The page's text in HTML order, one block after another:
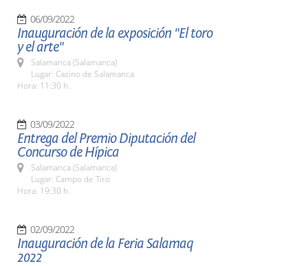
06/09/2022
Inauguración de la exposición "El toro
y el arte"
Salamanca (Salamanca)
Lugar: Casino de Salamanca
Hora: 11:30 h.
03/09/2022
Entrega del Premio Diputación del
Concurso de Hípica
Salamanca (Salamanca)
Lugar: Campo de Tiro
Hora: 19:30 h.
02/09/2022
Inauguración de la Feria Salamaq
2022